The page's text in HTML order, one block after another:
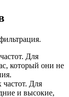
Для
который они не
Для
и высокие,